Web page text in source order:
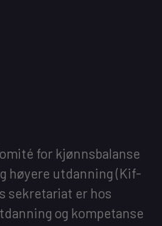
for kjønnsbalanse
høyere utdanning(Kif-
sekretariat er hos
og kompetanse